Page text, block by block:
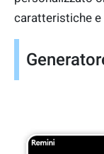
caratteristiche e